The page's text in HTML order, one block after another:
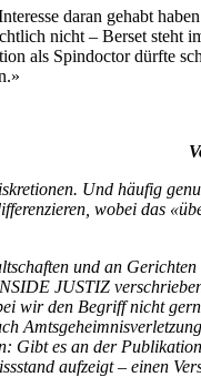
daran gehabt
nicht – Berset
als Spindoctor dürfte
Und häufig
wobei das
und an
JUSTIZ
wir den Begriff nicht
Gibt es an der
aufzeigt – einen